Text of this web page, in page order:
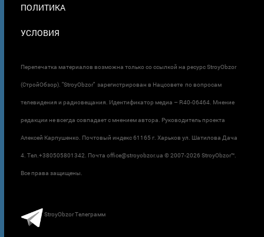
ПОЛИТИКА
УСЛОВИЯ
Перепечатка материалов возможна только со ссылкой на ресурс StroyObzor
(СтройОбзор). "StroyObzor" зарегистрирован в Нацсовете по вопросам
телевидения и радиовещания. Идентификатор медиа – R40-06464. Мнение
редакции не всегда совпадает с мнением автора. Руководитель проекта
Алексей Карпушенко. Почтовый индекс 61165 г. Харьков ул. Шатилова Дача
4. Тел.+380505801342. Почта office@stroyobzor.ua © 2007-2026 StroyObzor™.
Все права защищены.
StroyObzor Телеграмм